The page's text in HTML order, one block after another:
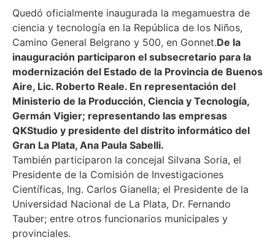
Quedó oficialmente inaugurada la megamuestra de
ciencia y tecnología en la República de los Niños,
Camino General Belgrano y 500, en Gonnet.De la
inauguración participaron el subsecretario para la
modernización del Estado de la Provincia de Buenos
Aire, Lic. Roberto Reale. En representación del
Ministerio de la Producción, Ciencia y Tecnología,
Germán Vigier; representando las empresas
QKStudio y presidente del distrito informático del
Gran La Plata, Ana Paula Sabelli.
También participaron la concejal Silvana Soria, el
Presidente de la Comisión de Investigaciones
Científicas, Ing. Carlos Gianella; el Presidente de la
Universidad Nacional de La Plata, Dr. Fernando
Tauber; entre otros funcionarios municipales y
provinciales.